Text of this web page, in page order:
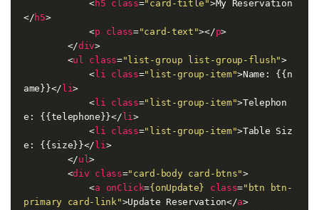
<h5 class="card-title">My Reservation
</h5>
<p class="card-text"></p>
</div>
<ul class="list-group list-group-flush">
<li class="list-group-item">Name: {{n
ame}}</ li>
<li class="list-group-item">Telephon
e: {{telephone}}</ li>
<li class="list-group-item">Table Siz
e: {{size}}</ li>
</ul>
<div class="card-body card-btns">
<a onClick={onUpdate} class="btn btn-
primary card-link">Update Reservation</a>